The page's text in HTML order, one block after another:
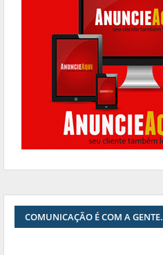
COMUNICAÇÃO É COM A GENTE.